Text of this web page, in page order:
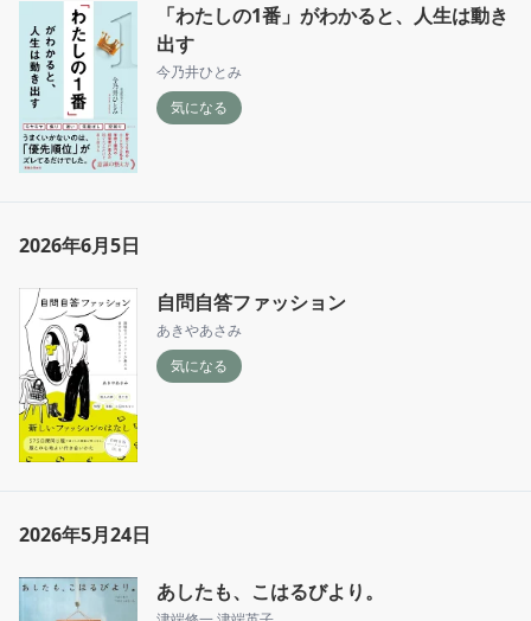
「わたしの1番」がわかると、人生は動き
出す
今乃井ひとみ
気になる
2026年6月5日
自問自答ファッション
あきやあさみ
気になる
2026年5月24日
あしたも、こはるびより。